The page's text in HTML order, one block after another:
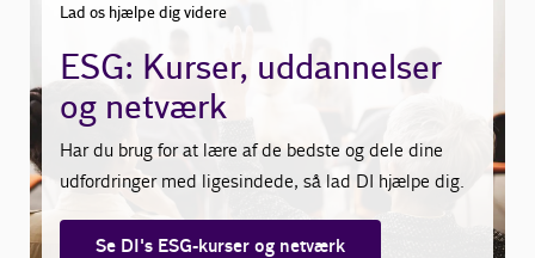
Lad os hjælpe dig videre
ESG: Kurser, uddannelser
og netværk
Har du brug for at lære af de bedste og dele dine
udfordringer med ligesindede, så lad DI hjælpe dig.
Se DI's ESG-kurser og netværk